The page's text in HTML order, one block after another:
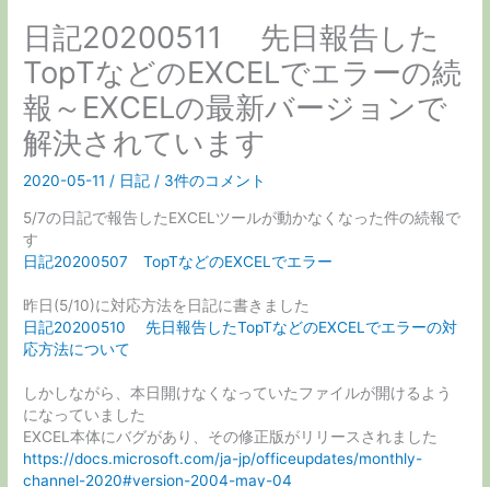
日記20200511 先日報告した
TopTなどのEXCELでエラーの続
報～EXCELの最新バージョンで
解決されています
2020-05-11/ 日記 / 3件のコメント
5/7の日記で報告したEXCELツールが動かなくなった件の続報で
す
日記20200507 TopTなどのEXCELでエラー
昨日(5/10)に対応方法を日記に書きました
日記20200510 先日報告したTopTなどのEXCELでエラーの対
応方法について
しかしながら、本日開けなくなっていたファイルが開けるよう
になっていました
EXCEL本体にバグがあり、その修正版がリリースされました
https://docs.microsoft.com/ja-jp/officeupdates/monthly-
channel-2020#version-2004-may-04